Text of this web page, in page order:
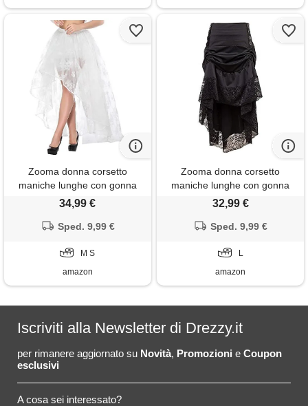
Zooma donna corsetto
maniche lunghe con gonna
lunga jacquard cincher della
34,99 €
Sped. 9,99 €
M S
amazon
Zooma donna corsetto
maniche lunghe con gonna
lunga jacquard cincher della
32,99 €
Sped. 9,99 €
L
amazon
Iscriviti alla Newsletter di Drezzy.it
per rimanere aggiornato su Novità, Promozioni e Coupon
esclusivi
A cosa sei interessato?